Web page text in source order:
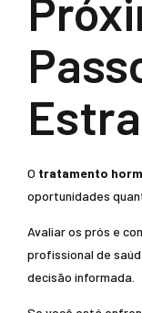
O tratamento
oportunidades
Avaliar os prós e
profissional de
decisão informada.